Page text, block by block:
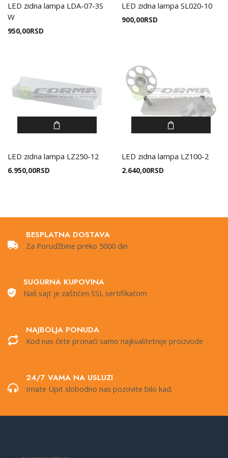
LED zidna lampa LDA-07-3S
W
950,00RSD
LED zidna lampa SL020-10
900,00RSD
LED zidna lampa LZ250-12
6.950,00RSD
LED zidna lampa LZ100-2
2.640,00RSD
BESPLATNA DOSTAVA
Za Porudžbine preko 5000 din
SUGURNA KUPOVINA
Naš sajt je zaštićen SSL sertifikatom
NAJBOLJA PONUDA
Kod nas ćete pronaći samo najkvalitetnije proizvode
24/7 VAMA NA USLUZI
Imate Upit slobodno nas pozovite bilo kad.